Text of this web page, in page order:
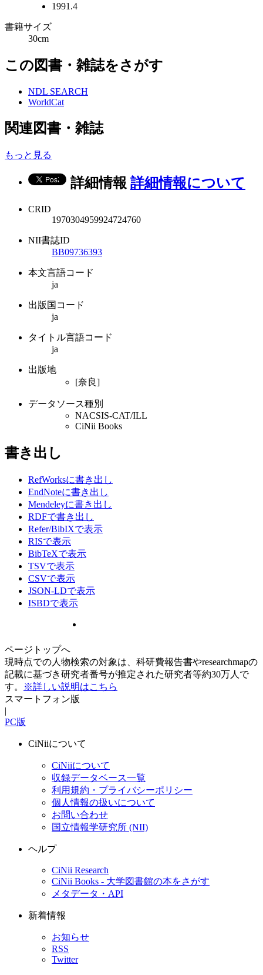
1991.4
書籍サイズ
30cm
この図書・雑誌をさがす
NDL SEARCH
WorldCat
関連図書・雑誌
もっと見る
詳細情報 詳細情報について
CRID
1970304959924724760
NII書誌ID
BB09736393
本文言語コード
ja
出版国コード
ja
タイトル言語コード
ja
出版地
[奈良]
データソース種別
NACSIS-CAT/ILL
CiNii Books
書き出し
RefWorksに書き出し
EndNoteに書き出し
Mendeleyに書き出し
RDFで書き出し
Refer/BibIXで表示
RISで表示
BibTeXで表示
TSVで表示
CSVで表示
JSON-LDで表示
ISBDで表示
ページトップへ
現時点での人物検索の対象は、科研費報告書やresearchmapの
記載に基づき研究者番号が推定された研究者等約30万人で
す。
※詳しい説明はこちら
スマートフォン版
|
PC版
CiNiiについて
CiNiiについて
収録データベース一覧
利用規約・プライバシーポリシー
個人情報の扱いについて
お問い合わせ
国立情報学研究所 (NII)
ヘルプ
CiNii Research
CiNii Books - 大学図書館の本をさがす
メタデータ・API
新着情報
お知らせ
RSS
Twitter